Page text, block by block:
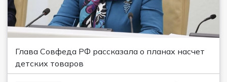
Глава Совфеда РФ рассказала о планах насчет
детских товаров